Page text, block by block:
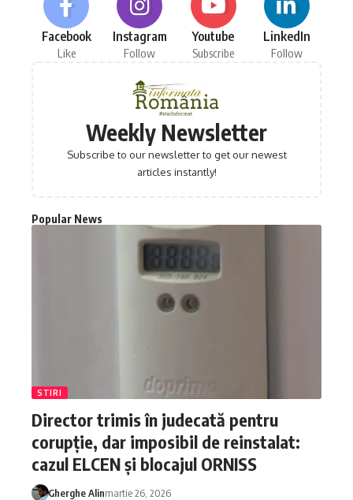
Facebook
Like
Instagram
Follow
Youtube
Subscribe
LinkedIn
Follow
Weekly Newsletter
Subscribe to our newsletter to get our newest
articles instantly!
Popular News
STIRI
Director trimis în judecată pentru
corupție, dar imposibil de reinstalat:
cazul ELCEN și blocajul ORNISS
Gherghe Alinmartie 26, 2026